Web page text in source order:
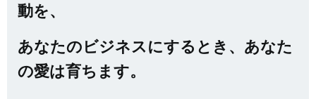
動を、
あなたのビジネスにするとき、あなた
の愛は育ちます。